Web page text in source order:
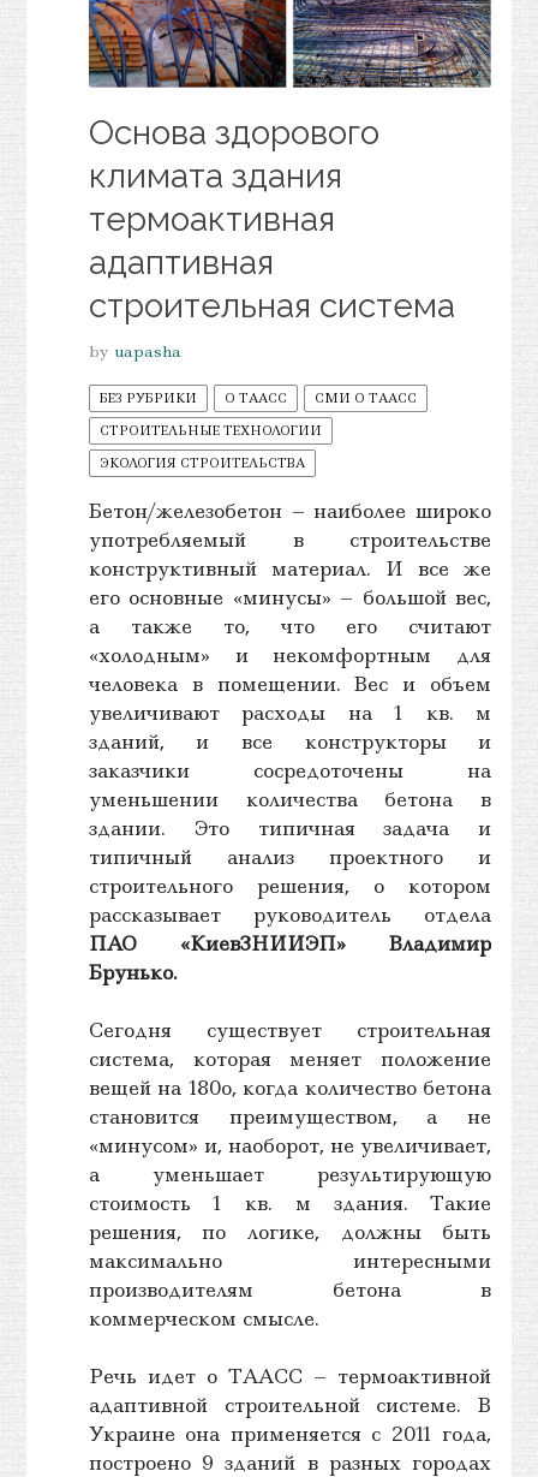
Основа здорового
климата здания
термоактивная
адаптивная
строительная система
by uapasha
БЕЗ РУБРИКИ О ТААСС
СМИ О ТААСС
СТРОИТЕЛЬНЫЕ ТЕХНОЛОГИИ
ЭКОЛОГИЯ СТРОИТЕЛЬСТВА
Бетон/железобетон – наиболее широко
употребляемый в строительстве
конструктивный материал. И все же
его основные «минусы» – большой вес,
а также то, что его считают
«холодным» и некомфортным для
человека в помещении. Вес и объем
увеличивают расходы на 1 кв. м
зданий, и все конструкторы и
заказчики сосредоточены на
уменьшении количества бетона в
здании. Это типичная задача и
типичный анализ проектного и
строительного решения, о котором
рассказывает руководитель отдела
ПАО «КиевЗНИИЭП» Владимир
Брунько.
Сегодня существует строительная
система, которая меняет положение
вещей на 180o, когда количество бетона
становится преимуществом, а не
«минусом» и, наоборот, не увеличивает,
а уменьшает результирующую
стоимость 1 кв. м здания. Такие
решения, по логике, должны быть
максимально интересными
производителям бетона в
коммерческом смысле.
Речь идет о ТААСС – термоактивной
адаптивной строительной системе. В
Украине она применяется с 2011 года,
построено 9 зданий в разных городах